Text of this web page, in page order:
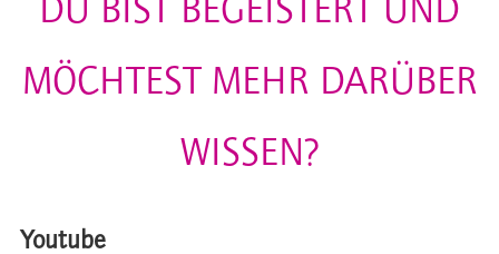
DU BIST BEGEISTERT UND
MÖCHTEST MEHR DARÜBER
WISSEN?
Youtube